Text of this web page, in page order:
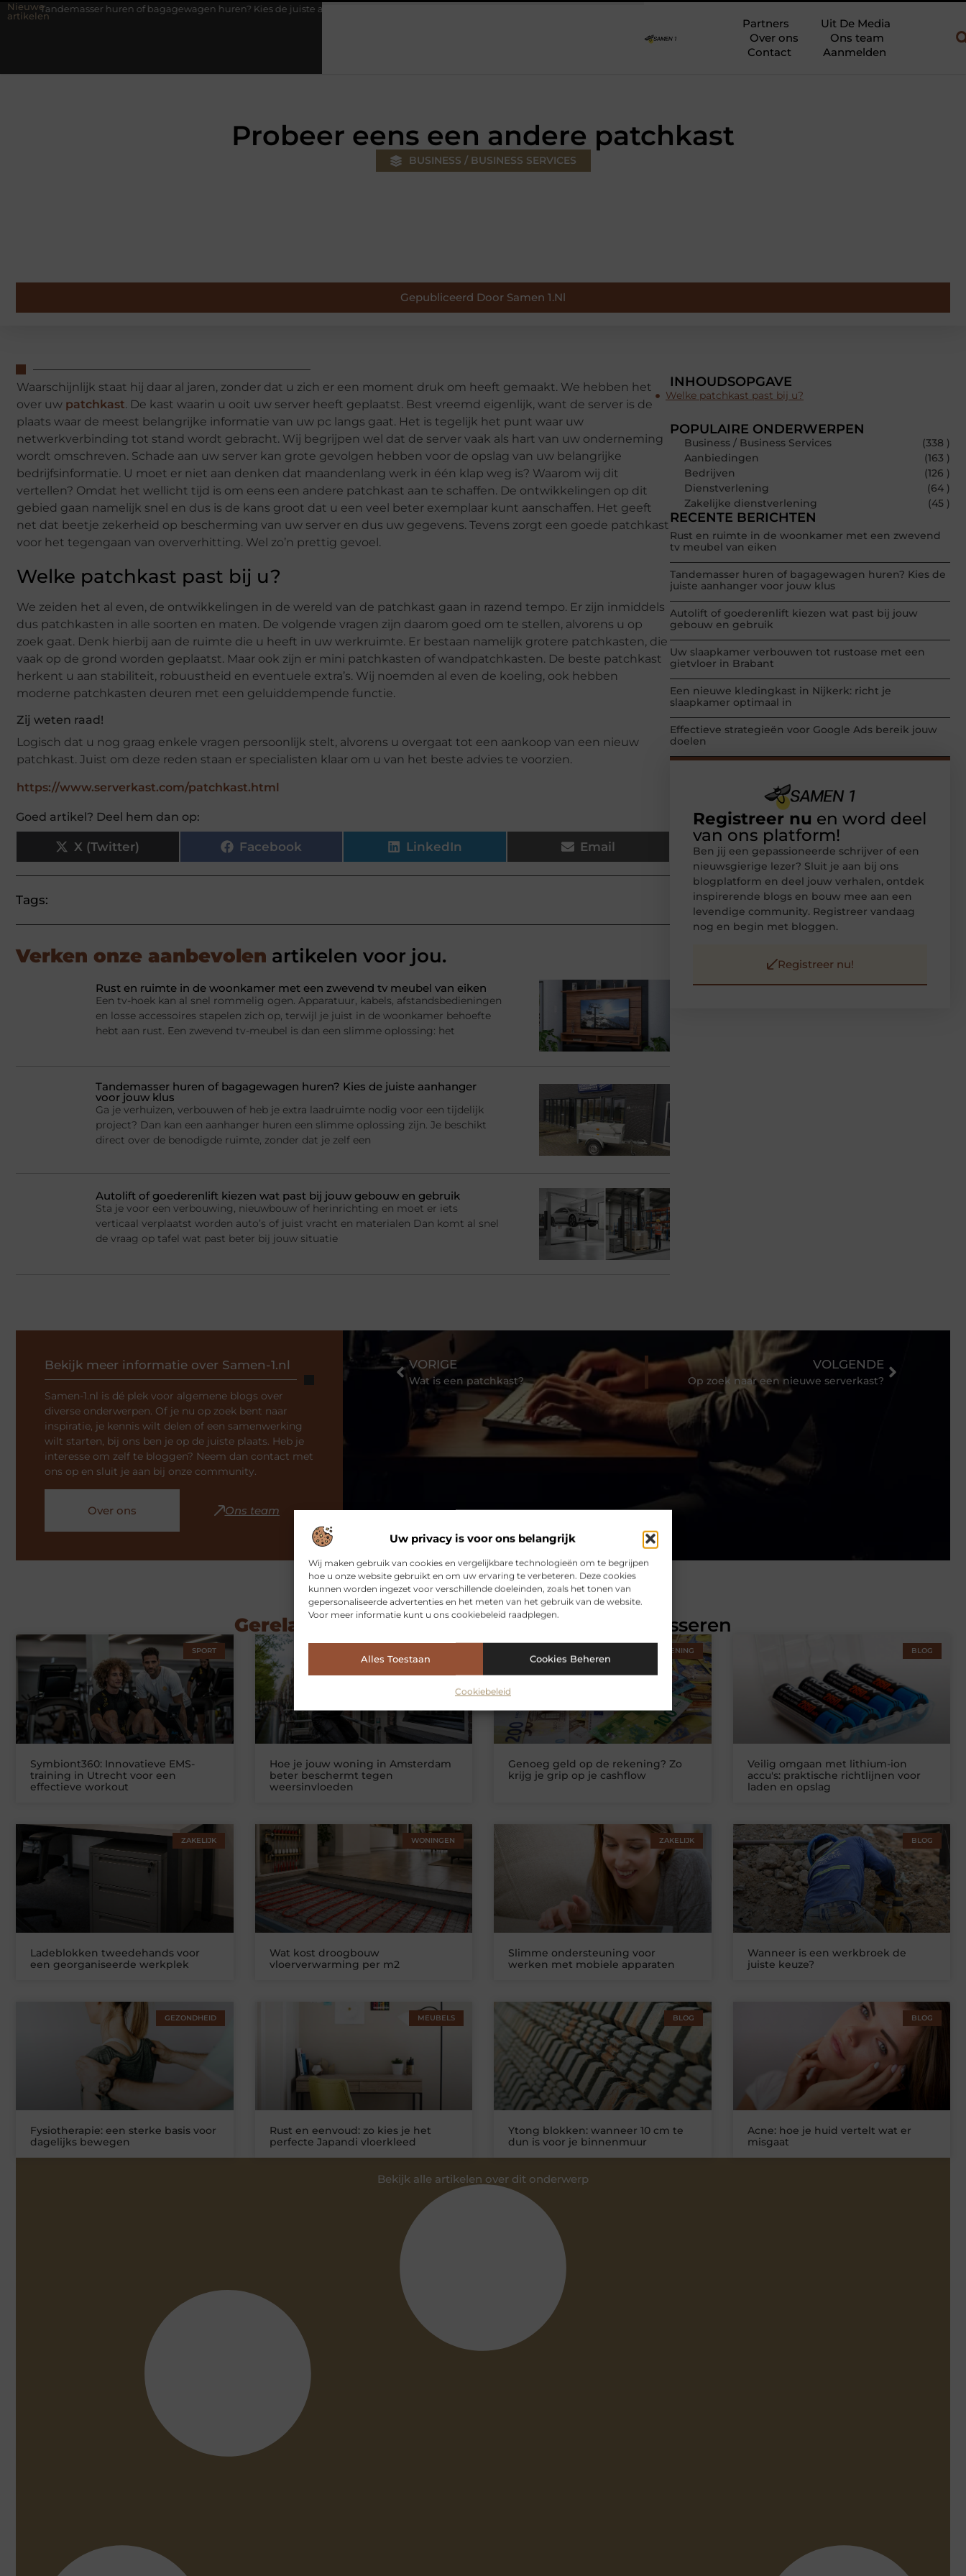
Uw privacy is voor ons belangrijk
Wij maken gebruik van cookies en vergelijkbare technologieën om te begrijpen
hoe u onze website gebruikt en om uw ervaring te verbeteren. Deze cookies
kunnen worden ingezet voor verschillende doeleinden, zoals het tonen van
gepersonaliseerde advertenties en het meten van het gebruik van de website.
Voor meer informatie kunt u ons cookiebeleid raadplegen.
Alles Toestaan Cookies Beheren
Cookiebeleid
Nieuwe
artikelen
huren of bagagewagen huren? Kies de juiste aanhanger voor jouw klus
Partners
Uit De Media
Over ons
Ons team
Contact
Aanmelden
Probeer eens een andere patchkast
BUSINESS / BUSINESS SERVICES
Gepubliceerd Door Samen 1.nl
Waarschijnlijk staat hij daar al jaren, zonder dat u zich er een moment druk om heeft gemaakt. We hebben het
over uw patchkast. De kast waarin u ooit uw server heeft geplaatst. Best vreemd eigenlijk, want de server is de
plaats waar de meest belangrijke informatie van uw pc langs gaat. Het is tegelijk het punt waar uw
netwerkverbinding tot stand wordt gebracht. Wij begrijpen wel dat de server vaak als hart van uw onderneming
wordt omschreven. Schade aan uw server kan grote gevolgen hebben voor de opslag van uw belangrijke
bedrijfsinformatie. U moet er niet aan denken dat maandenlang werk in één klap weg is? Waarom wij dit
vertellen? Omdat het wellicht tijd is om eens een andere patchkast aan te schaffen. De ontwikkelingen op dit
gebied gaan namelijk snel en dus is de kans groot dat u een veel beter exemplaar kunt aanschaffen. Het geeft
net dat beetje zekerheid op bescherming van uw server en dus uw gegevens. Tevens zorgt een goede patchkast
voor het tegengaan van oververhitting. Wel zo’n prettig gevoel.
Welke patchkast past bij u?
We zeiden het al even, de ontwikkelingen in de wereld van de patchkast gaan in razend tempo. Er zijn inmiddels
dus patchkasten in alle soorten en maten. De volgende vragen zijn daarom goed om te stellen, alvorens u op
zoek gaat. Denk hierbij aan de ruimte die u heeft in uw werkruimte. Er bestaan namelijk grotere patchkasten, die
vaak op de grond worden geplaatst. Maar ook zijn er mini patchkasten of wandpatchkasten. De beste patchkast
herkent u aan stabiliteit, robuustheid en eventuele extra’s. Wij noemden al even de koeling, ook hebben
moderne patchkasten deuren met een geluiddempende functie.
Zij weten raad!
Logisch dat u nog graag enkele vragen persoonlijk stelt, alvorens u overgaat tot een aankoop van een nieuw
patchkast. Juist om deze reden staan er specialisten klaar om u van het beste advies te voorzien.
https://www.serverkast.com/patchkast.html
Goed artikel? Deel hem dan op:
X (Twitter) Facebook LinkedIn Email
Tags:
Verken onze aanbevolen artikelen voor jou.
Rust en ruimte in de woonkamer met een zwevend tv meubel van eiken
Een tv-hoek kan al snel rommelig ogen. Apparatuur, kabels, afstandsbedieningen
en losse accessoires stapelen zich op, terwijl je juist in de woonkamer behoefte
hebt aan rust. Een zwevend tv-meubel is dan een slimme oplossing: het
Tandemasser huren of bagagewagen huren? Kies de juiste aanhanger
voor jouw klus
Ga je verhuizen, verbouwen of heb je extra laadruimte nodig voor een tijdelijk
project? Dan kan een aanhanger huren een slimme oplossing zijn. Je beschikt
direct over de benodigde ruimte, zonder dat je zelf een
Autolift of goederenlift kiezen wat past bij jouw gebouw en gebruik
Sta je voor een verbouwing, nieuwbouw of herinrichting en moet er iets
verticaal verplaatst worden auto’s of juist vracht en materialen Dan komt al snel
de vraag op tafel wat past beter bij jouw situatie
INHOUDSOPGAVE
Welke patchkast past bij u?
POPULAIRE ONDERWERPEN
Business / Business Services
(338 )
Aanbiedingen
(163 )
Bedrijven
(126 )
Dienstverlening
(64 )
Zakelijke dienstverlening
(45 )
RECENTE BERICHTEN
Rust en ruimte in de woonkamer met een zwevend
tv meubel van eiken
Tandemasser huren of bagagewagen huren? Kies de
juiste aanhanger voor jouw klus
Autolift of goederenlift kiezen wat past bij jouw
gebouw en gebruik
Uw slaapkamer verbouwen tot rustoase met een
gietvloer in Brabant
Een nieuwe kledingkast in Nijkerk: richt je
slaapkamer optimaal in
Effectieve strategieën voor Google Ads bereik jouw
doelen
Registreer nu en word deel
van ons platform!
Ben jij een gepassioneerde schrijver of een
nieuwsgierige lezer? Sluit je aan bij ons
blogplatform en deel jouw verhalen, ontdek
inspirerende blogs en bouw mee aan een
levendige community. Registreer vandaag
nog en begin met bloggen.
Registreer nu!
Bekijk meer informatie over Samen-1.nl
Samen-1.nl is dé plek voor algemene blogs over
diverse onderwerpen. Of je nu op zoek bent naar
inspiratie, je kennis wilt delen of een samenwerking
wilt starten, bij ons ben je op de juiste plaats. Heb je
interesse om zelf te bloggen? Neem dan contact met
ons op en sluit je aan bij onze community.
Over ons Ons team
VORIGE
Wat is een patchkast?
VOLGENDE
Op zoek naar een nieuwe serverkast?
Gerelateerde artikelendie u mogelijk interesseren
SPORT
Symbiont360: Innovatieve EMS-
training in Utrecht voor een
effectieve workout
Hoe je jouw woning in Amsterdam
beter beschermt tegen
weersinvloeden
ZAKELIJKE DIENSTVERLENING
Genoeg geld op de rekening? Zo
krijg je grip op je cashflow
BLOG
Veilig omgaan met lithium-ion
accu's: praktische richtlijnen voor
laden en opslag
ZAKELIJK
Ladeblokken tweedehands voor
een georganiseerde werkplek
WONINGEN
Wat kost droogbouw
vloerverwarming per m2
ZAKELIJK
Slimme ondersteuning voor
werken met mobiele apparaten
BLOG
Wanneer is een werkbroek de
juiste keuze?
GEZONDHEID
Fysiotherapie: een sterke basis voor
dagelijks bewegen
MEUBELS
Rust en eenvoud: zo kies je het
perfecte Japandi vloerkleed
BLOG
Ytong blokken: wanneer 10 cm te
dun is voor je binnenmuur
BLOG
Acne: hoe je huid vertelt wat er
misgaat
Bekijk alle artikelen over dit onderwerp